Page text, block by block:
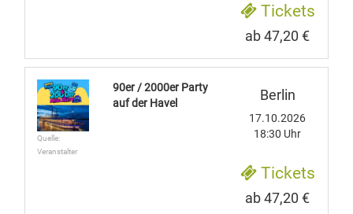
Tickets
ab 47,20 €
Quelle:
Veranstalter
90er / 2000er Party
auf der Havel
Berlin
17.10.2026
18:30 Uhr
Tickets
ab 47,20 €